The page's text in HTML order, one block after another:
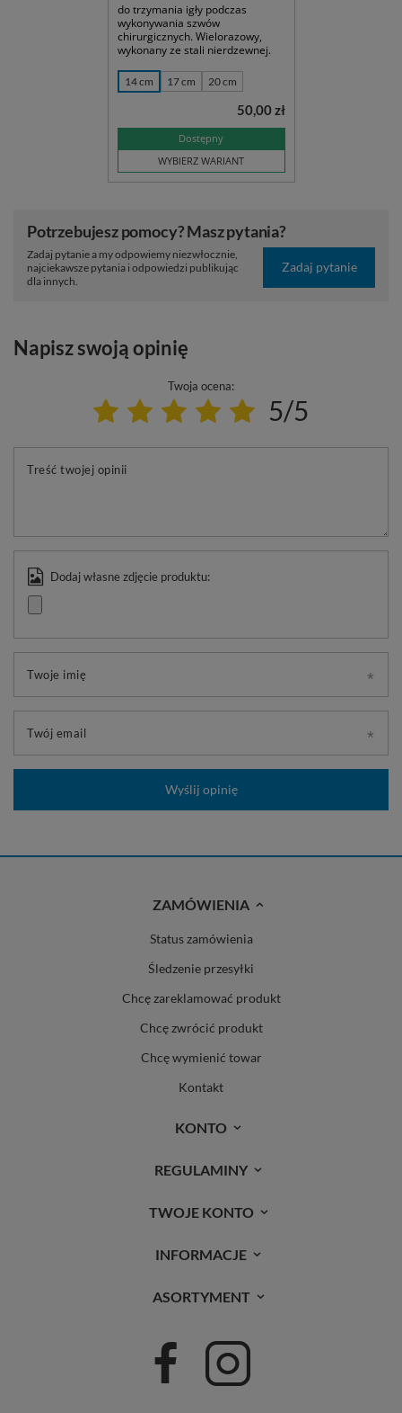
do trzymania igły podczas
wykonywania szwów
chirurgicznych. Wielorazowy,
wykonany ze stali nierdzewnej.
14 cm 17 cm 20 cm
Dostępny
WYBIERZ WARIANT
50,00 zł
Potrzebujesz pomocy? Masz pytania?
Zadaj pytanie a my odpowiemy niezwłocznie,
najciekawsze pytania i odpowiedzi publikując
dla innych.
Zadaj pytanie
Napisz swoją opinię
Twoja ocena:
5/5
Treść twojej opinii
Dodaj własne zdjęcie produktu:
Twoje imię
Twój email
Wyślij opinię
ZAMÓWIENIA
Status zamówienia
Śledzenie przesyłki
Chcę zareklamować produkt
Chcę zwrócić produkt
Chcę wymienić towar
Kontakt
KONTO
REGULAMINY
TWOJE KONTO
INFORMACJE
ASORTYMENT